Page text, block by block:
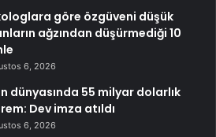
göre özgüveni düşük
ağzından düşürmediği 10
6, 2026
dünyasında 55 milyar dolarlık
Dev imza atıldı
6, 2026